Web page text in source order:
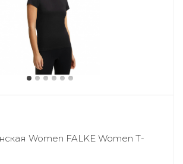
Women FALKE Women T-